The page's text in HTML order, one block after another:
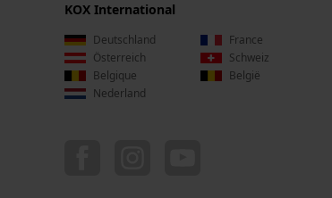
KOX International
Deutschland
France
Österreich
Schweiz
Belgique
België
Nederland